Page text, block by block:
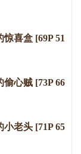
喜盒 [69P 51
偷心贼 [73P 66
小老头 [71P 65